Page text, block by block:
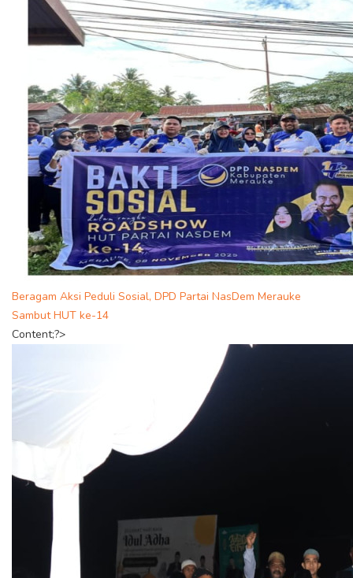
Beragam Aksi Peduli Sosial, DPD Partai NasDem Merauke
Sambut HUT ke-14
Content;?>